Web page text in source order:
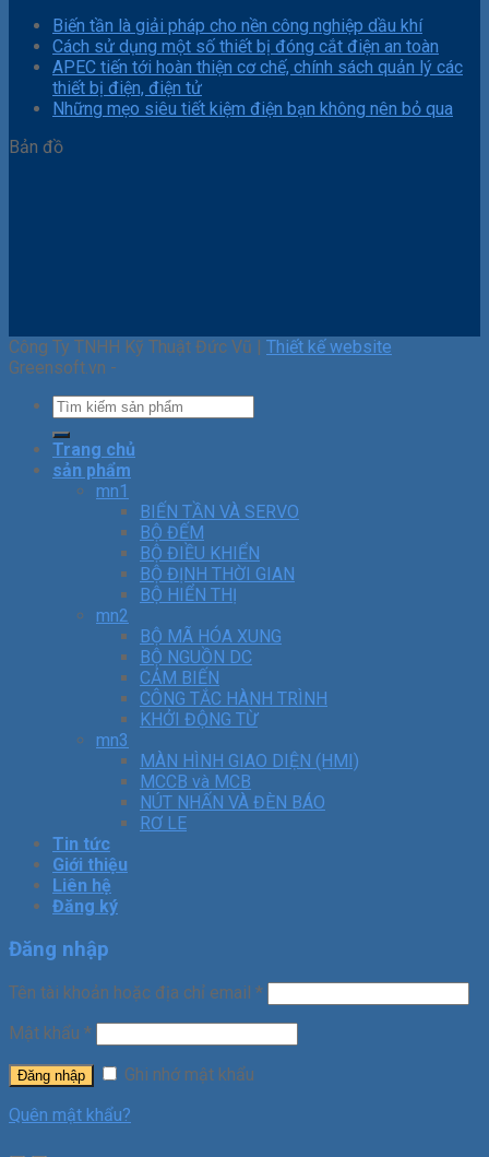
Biến tần là giải pháp cho nền công nghiệp dầu khí
Cách sử dụng một số thiết bị đóng cắt điện an toàn
APEC tiến tới hoàn thiện cơ chế, chính sách quản lý các
thiết bị điện, điện tử
Những mẹo siêu tiết kiệm điện bạn không nên bỏ qua
Bản đồ
Công Ty TNHH Kỹ Thuật Đức Vũ | Thiết kế website
Greensoft.vn -
Trang chủ
sản phẩm
mn1
BIẾN TẦN VÀ SERVO
BỘ ĐẾM
BỘ ĐIỀU KHIỂN
BỘ ĐỊNH THỜI GIAN
BỘ HIỂN THỊ
mn2
BỘ MÃ HÓA XUNG
BỘ NGUỒN DC
CẢM BIẾN
CÔNG TẮC HÀNH TRÌNH
KHỞI ĐỘNG TỪ
mn3
MÀN HÌNH GIAO DIỆN (HMI)
MCCB và MCB
NÚT NHẤN VÀ ĐÈN BÁO
RƠ LE
Tin tức
Giới thiệu
Liên hệ
Đăng ký
Đăng nhập
Tên tài khoản hoặc địa chỉ email *
Mật khẩu *
Đăng nhập
Ghi nhớ mật khẩu
Quên mật khẩu?